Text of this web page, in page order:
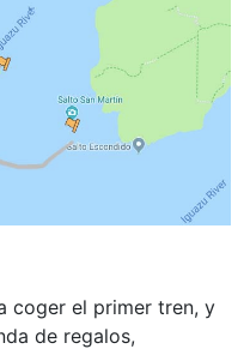
coger el primer tren, y
de regalos,